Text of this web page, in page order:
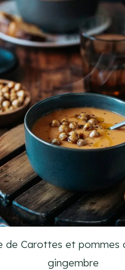
de Carottes et pommes
gingembre